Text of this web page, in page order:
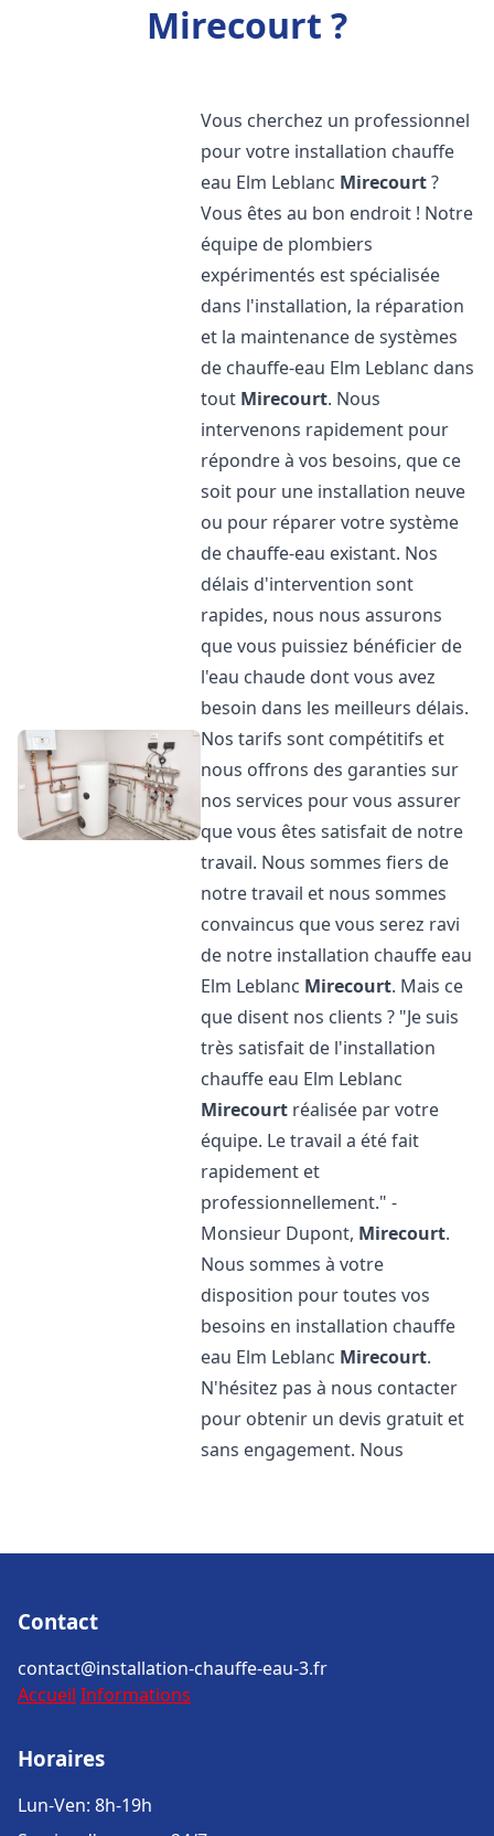
Mirecourt ?
Vous cherchez un professionnel
pour votre installation chauffe
eau Elm Leblanc Mirecourt?
Vous êtes au bon endroit ! Notre
équipe de plombiers
expérimentés est spécialisée
dans l'installation, la réparation
et la maintenance de systèmes
de chauffe-eau Elm Leblanc dans
tout Mirecourt. Nous
intervenons rapidement pour
répondre à vos besoins, que ce
soit pour une installation neuve
ou pour réparer votre système
de chauffe-eau existant. Nos
délais d'intervention sont
rapides, nous nous assurons
que vous puissiez bénéficier de
l'eau chaude dont vous avez
besoin dans les meilleurs délais.
Nos tarifs sont compétitifs et
nous offrons des garanties sur
nos services pour vous assurer
que vous êtes satisfait de notre
travail. Nous sommes fiers de
notre travail et nous sommes
convaincus que vous serez ravi
de notre installation chauffe eau
Elm Leblanc Mirecourt. Mais ce
que disent nos clients ? "Je suis
très satisfait de l'installation
chauffe eau Elm Leblanc
Mirecourt réalisée par votre
équipe. Le travail a été fait
rapidement et
professionnellement." -
Monsieur Dupont, Mirecourt.
Nous sommes à votre
disposition pour toutes vos
besoins en installation chauffe
eau Elm Leblanc Mirecourt.
N'hésitez pas à nous contacter
pour obtenir un devis gratuit et
sans engagement. Nous
Contact
contact@installation-chauffe-eau-3.fr
Accueil Informations
Horaires
Lun-Ven: 8h-19h